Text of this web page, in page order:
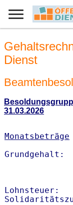
Dienst
31.03.2026
Monatsbeträge